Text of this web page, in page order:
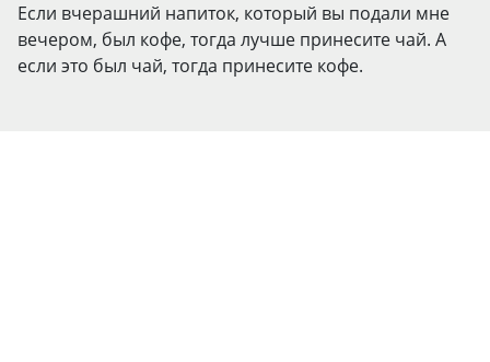
Если вчерашний напиток, который вы подали мне
вечером, был кофе, тогда лучше принесите чай. А
если это был чай, тогда принесите кофе.